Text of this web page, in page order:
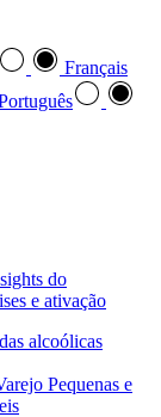
Français
do
e ativação
alcoólicas
Pequenas e